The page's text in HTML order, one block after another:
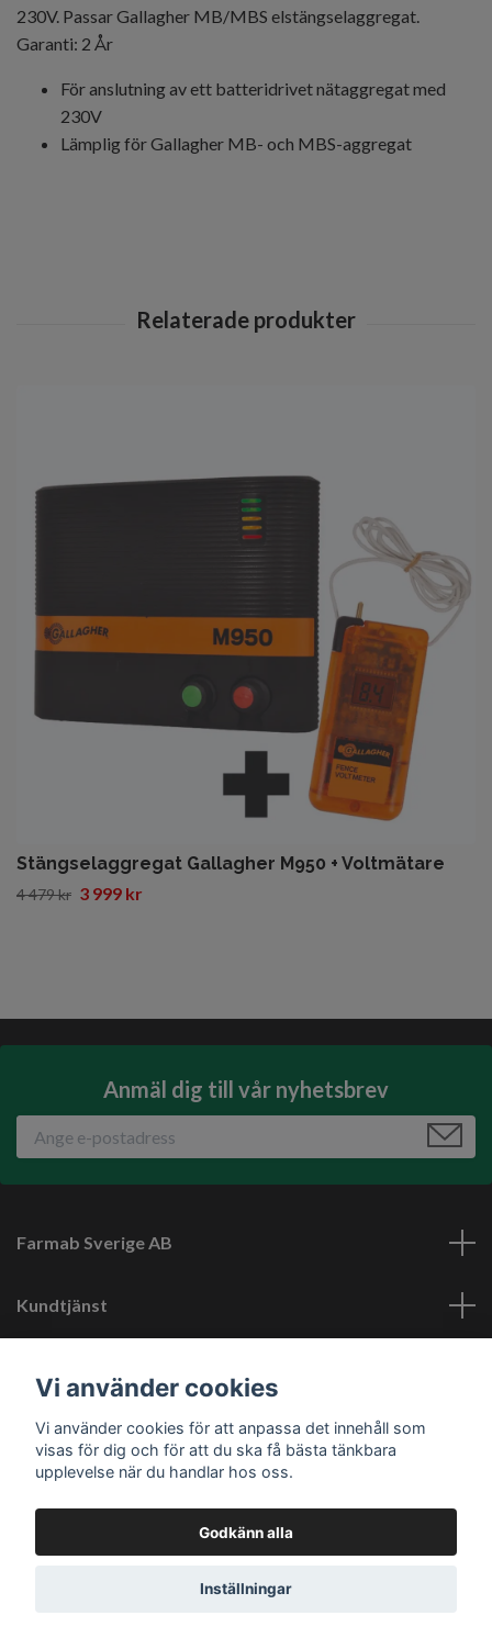
230V. Passar Gallagher MB/MBS elstängselaggregat.
Garanti: 2 År
För anslutning av ett batteridrivet nätaggregat med
230V
Lämplig för Gallagher MB- och MBS-aggregat
Stängselaggregat Gallagher M950 + Voltmätare
4 479 kr 3 999 kr
Anmäl dig till vår nyhetsbrev
Farmab Sverige AB
Kundtjänst
Sociala medier
© 2026 Farmab.se
Vi använder cookies
Vi använder cookies för att anpassa det innehåll som
visas för dig och för att du ska få bästa tänkbara
upplevelse när du handlar hos oss.
Godkänn alla
Inställningar